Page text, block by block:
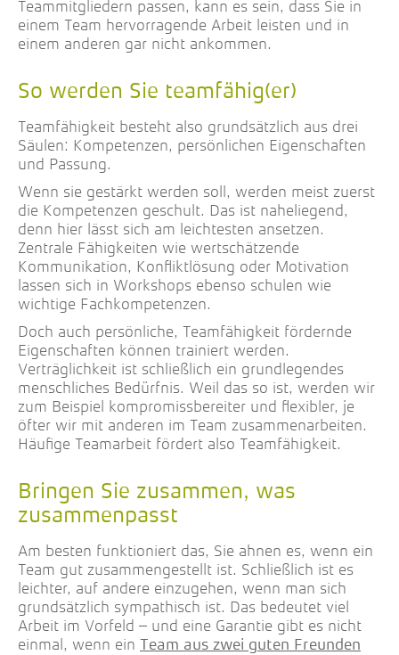
Teammitgliedern passen, kann es sein, dass Sie in
einem Team hervorragende Arbeit leisten und in
einem anderen gar nicht ankommen.
So werden Sie teamfähig(er)
Teamfähigkeit besteht also grundsätzlich aus drei
Säulen: Kompetenzen, persönlichen Eigenschaften
und Passung.
Wenn sie gestärkt werden soll, werden meist zuerst
die Kompetenzen geschult. Das ist naheliegend,
denn hier lässt sich am leichtesten ansetzen.
Zentrale Fähigkeiten wie wertschätzende
Kommunikation, Konfliktlösung oder Motivation
lassen sich in Workshops ebenso schulen wie
wichtige Fachkompetenzen.
Doch auch persönliche, Teamfähigkeit fördernde
Eigenschaften können trainiert werden.
Verträglichkeit ist schließlich ein grundlegendes
menschliches Bedürfnis. Weil das so ist, werden wir
zum Beispiel kompromissbereiter und flexibler, je
öfter wir mit anderen im Team zusammenarbeiten.
Häufige Teamarbeit fördert also Teamfähigkeit.
Bringen Sie zusammen, was
zusammenpasst
Am besten funktioniert das, Sie ahnen es, wenn ein
Team gut zusammengestellt ist. Schließlich ist es
leichter, auf andere einzugehen, wenn man sich
grundsätzlich sympathisch ist. Das bedeutet viel
Arbeit im Vorfeld – und eine Garantie gibt es nicht
einmal, wenn ein
Team aus zwei guten Freunden